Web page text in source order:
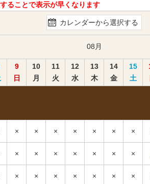
ることで表示が早くなります
カレンダーから選択する
08 月
9
日
10
月
11
火
12
水
13
木
14
金
15
土
× × × × × × ×
× × × × × × ×
× × × × × × ×